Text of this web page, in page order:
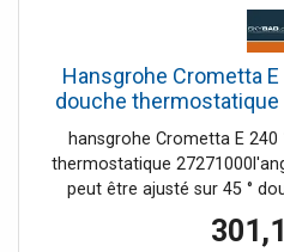
Hansgrohe Crometta
douche
hansgrohe Crometta E
thermostatique
peut être ajusté sur 45 °
240 diamètre: 240 x 240
Rain débit du jet Rain